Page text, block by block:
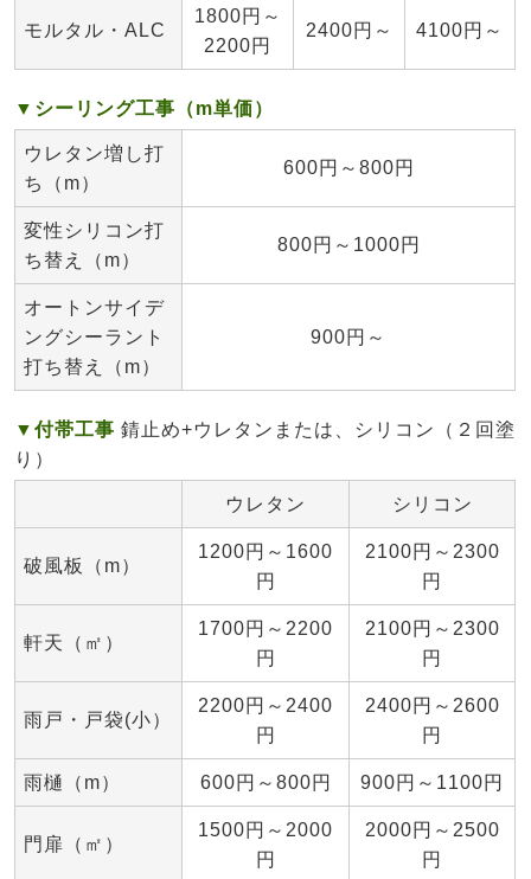
モルタル・ALC
1800円～
2200円
2400円～ 4100円～
▼シーリング工事（m単価）
ウレタン増し打
ち（m）
600円～800円
変性シリコン打
ち替え（m）
800円～1000円
オートンサイデ
ングシーラント
打ち替え（m）
900円～
▼付帯工事 錆止め+ウレタンまたは、シリコン（２回塗
り）
ウレタン シリコン
破風板（m）
1200円～1600
円
2100円～2300
円
軒天（㎡）
1700円～2200
円
2100円～2300
円
雨戸・戸袋(小）
2200円～2400
円
2400円～2600
円
雨樋（m） 600円～800円 900円～1100円
門扉（㎡）
1500円～2000
円
2000円～2500
円